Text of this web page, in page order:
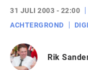
31 JULI 2003 - 22:00
ACHTERGROND
Rik